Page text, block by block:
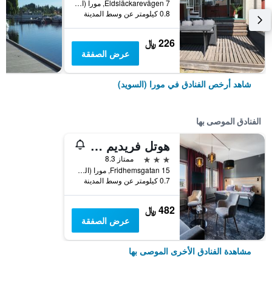
Eldsläckarevägen 7, مورا (السويد), دالارنا, السويد
0.8 كيلومتر عن وسط المدينة
226 ﷼
عرض الصفقة
شاهد أرخص الفنادق في مورا (السويد)
الفنادق الموصى بها
هوتل فريديم زاجتن
3 نجوم
ممتاز 8.3
Fridhemsgatan 15, مورا (السويد), دالارنا, السويد
0.7 كيلومتر عن وسط المدينة
482 ﷼
عرض الصفقة
مشاهدة الفنادق الأخرى الموصى بها